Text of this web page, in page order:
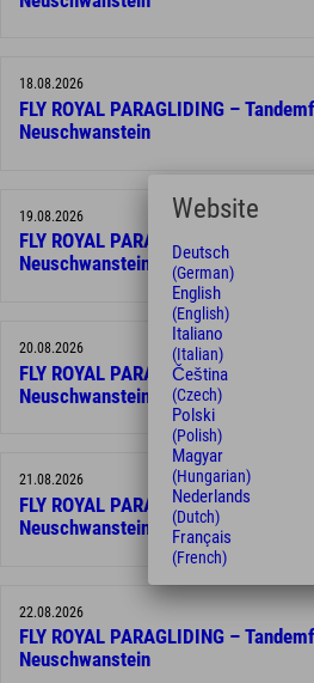
18.08.2026
FLY ROYAL PARAGLIDING –
Neuschwanstein
19.08.2026
FLY ROYAL PARAGLIDING –
Neuschwanstein
20.08.2026
FLY ROYAL PARAGLIDING –
Neuschwanstein
21.08.2026
FLY ROYAL PARAGLIDING –
Neuschwanstein
22.08.2026
FLY ROYAL PARAGLIDING –
Neuschwanstein
Website
Deutsch
(German)
English
(English)
Italiano
(Italian)
Čeština
(Czech)
Polski
(Polish)
Magyar
(Hungarian)
Nederlands
(Dutch)
Français
(French)